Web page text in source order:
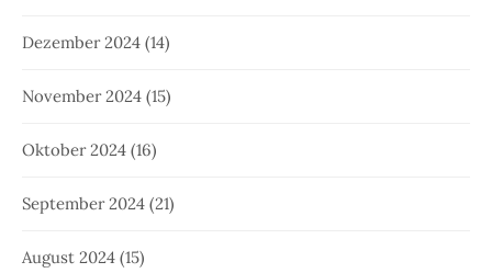
Dezember 2024 (14)
November 2024 (15)
Oktober 2024 (16)
September 2024 (21)
August 2024 (15)